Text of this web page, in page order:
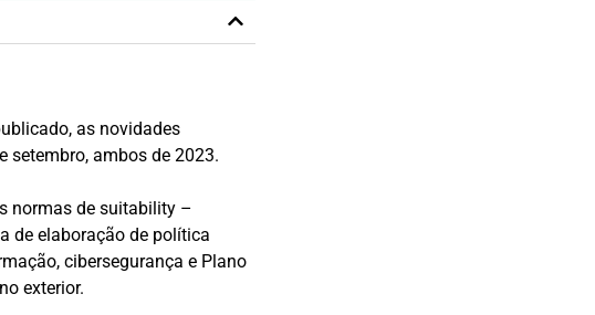
as novidades
setembro, ambos de 2023.
normas de suitability –
de elaboração de política
cibersegurança e Plano
exterior.